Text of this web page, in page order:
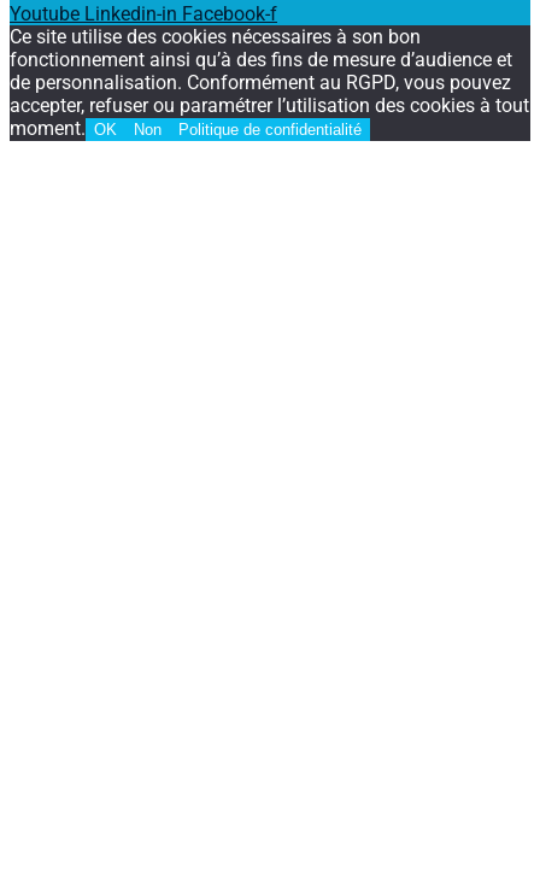
Youtube Linkedin-in Facebook-f
Ce site utilise des cookies nécessaires à son bon
fonctionnement ainsi qu’à des fins de mesure d’audience et
de personnalisation. Conformément au RGPD, vous pouvez
accepter, refuser ou paramétrer l’utilisation des cookies à tout
moment. OK Non Politique de confidentialité